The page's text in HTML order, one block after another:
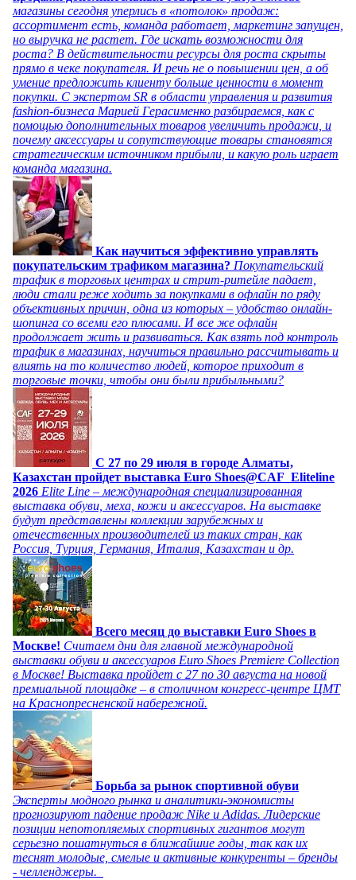
магазины сегодня уперлись в «потолок» продаж:
ассортимент есть, команда работает, маркетинг запущен,
но выручка не растет. Где искать возможности для
роста? В действительности ресурсы для роста скрыты
прямо в чеке покупателя. И речь не о повышении цен, а об
умение предложить клиенту больше ценности в момент
покупки. С экспертом SR в области управления и развития
fashion-бизнеса Марией Герасименко разбираемся, как с
помощью дополнительных товаров увеличить продажи, и
почему аксессуары и сопутствующие товары становятся
стратегическим источником прибыли, и какую роль играет
команда магазина.
Как научиться эффективно управлять
покупательским трафиком магазина? Покупательский
трафик в торговых центрах и стрит-ритейле падает,
люди стали реже ходить за покупками в офлайн по ряду
объективных причин, одна из которых – удобство онлайн-
шопинга со всеми его плюсами. И все же офлайн
продолжает жить и развиваться. Как взять под контроль
трафик в магазинах, научиться правильно рассчитывать и
влиять на то количество людей, которое приходит в
торговые точки, чтобы они были прибыльными?
C 27 по 29 июля в городе Алматы,
Казахстан пройдет выставка Euro Shoes@CAF_Eliteline
2026 Elite Line – международная специализированная
выставка обуви, меха, кожи и аксессуаров. На выставке
будут представлены коллекции зарубежных и
отечественных производителей из таких стран, как
Россия, Турция, Германия, Италия, Казахстан и др.
Всего месяц до выставки Euro Shoes в
Москве! Считаем дни для главной международной
выставки обуви и аксессуаров Euro Shoes Premiere Collection
в Москве! Выставка пройдет с 27 по 30 августа на новой
премиальной площадке – в столичном конгресс-центре ЦМТ
на Краснопресненской набережной.
Борьба за рынок спортивной обуви
Эксперты модного рынка и аналитики-экономисты
прогнозируют падение продаж Nike и Adidas. Лидерские
позиции непотопляемых спортивных гигантов могут
серьезно пошатнуться в ближайшие годы, так как их
теснят молодые, смелые и активные конкуренты – бренды
- челленджеры.